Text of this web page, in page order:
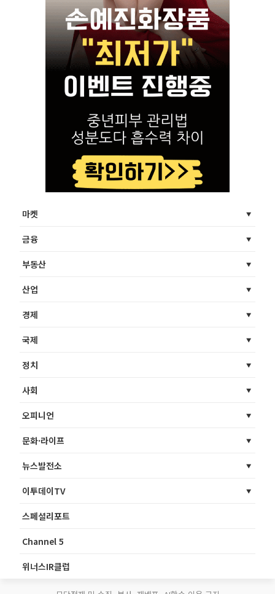
마켓
금융
부동산
산업
경제
국제
정치
사회
오피니언
문화·라이프
뉴스발전소
이투데이TV
스페셜리포트
Channel 5
위너스IR클럽